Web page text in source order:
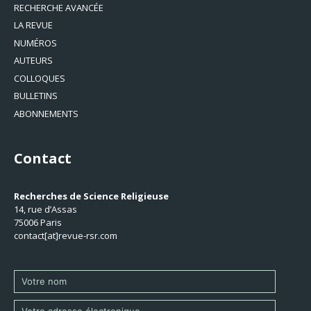
RECHERCHE AVANCÉE
LA REVUE
NUMÉROS
AUTEURS
COLLOQUES
BULLETINS
ABONNEMENTS
Contact
Recherches de Science Religieuse
14, rue d’Assas
75006 Paris
contact[at]revue-rsr.com